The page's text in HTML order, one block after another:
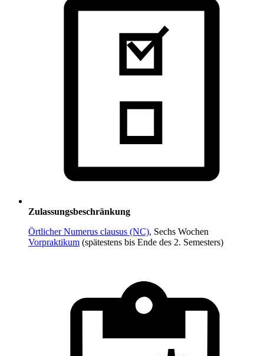
Zulassungsbeschränkung
Örtlicher Numerus clausus (NC), Sechs Wochen
Vorpraktikum (spätestens bis Ende des 2. Semesters)